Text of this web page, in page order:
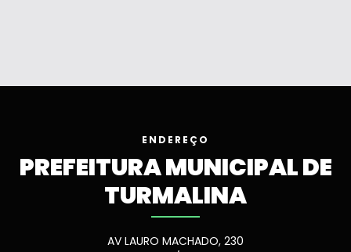
ENDEREÇO
PREFEITURA MUNICIPAL DE
TURMALINA
AV LAURO MACHADO, 230